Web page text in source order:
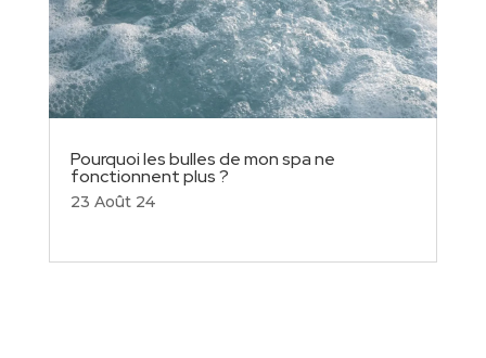
Pourquoi les bulles de mon spa ne
fonctionnent plus ?
23 Août 24